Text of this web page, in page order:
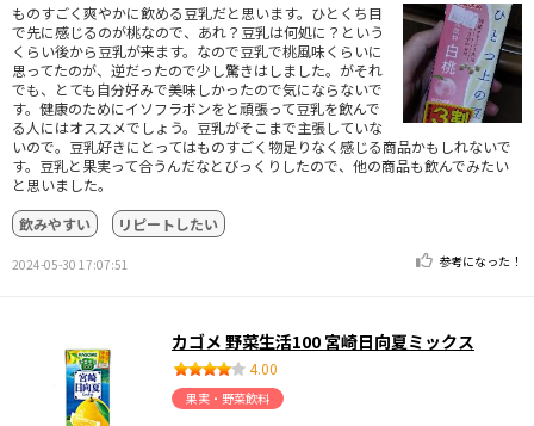
ものすごく爽やかに飲める豆乳だと思います。ひとくち目
で先に感じるのが桃なので、あれ？豆乳は何処に？という
くらい後から豆乳が来ます。なので豆乳で桃風味くらいに
思ってたのが、逆だったので少し驚きはしました。がそれ
でも、とても自分好みで美味しかったので気にならないで
す。健康のためにイソフラボンをと頑張って豆乳を飲んで
る人にはオススメでしょう。豆乳がそこまで主張していな
いので。豆乳好きにとってはものすごく物足りなく感じる商品かもしれないで
す。豆乳と果実って合うんだなとびっくりしたので、他の商品も飲んでみたい
と思いました。
飲みやすい
リピートしたい
2024-05-30 17:07:51 参考になった！
カゴメ 野菜生活100 宮崎日向夏ミックス
4.00
果実・野菜飲料